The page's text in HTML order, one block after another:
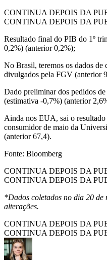
CONTINUA DEPOIS DA
CONTINUA DEPOIS DA
Resultado final do PIB do 1º
0,2%) (anterior 0,2%);
No Brasil, teremos os dados
divulgados pela FGV (anterior
Dado preliminar dos pedidos
(estimativa -0,7%) (anterior
Ainda nos EUA, sai o
consumidor de maio da
(anterior 67,4).
Fonte: Bloomberg
CONTINUA DEPOIS DA
CONTINUA DEPOIS DA
*Dados coletados no dia 20 de
alterações.
CONTINUA DEPOIS DA
CONTINUA DEPOIS DA